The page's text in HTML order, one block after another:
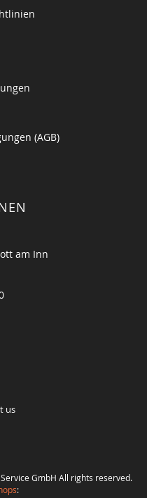
(AGB)
am Inn
us
GmbH All rights reserved.
: